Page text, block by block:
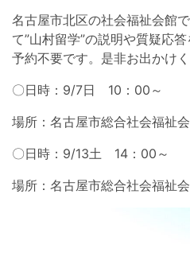
名古屋市北区の社会福祉会館
て”山村留学”の説明や質疑応答
予約不要です。是非お出かけく
〇日時：9/7日 10：00～
場所：名古屋市総合社会福祉
〇日時：9/13土 14：00～
場所：名古屋市総合社会福祉